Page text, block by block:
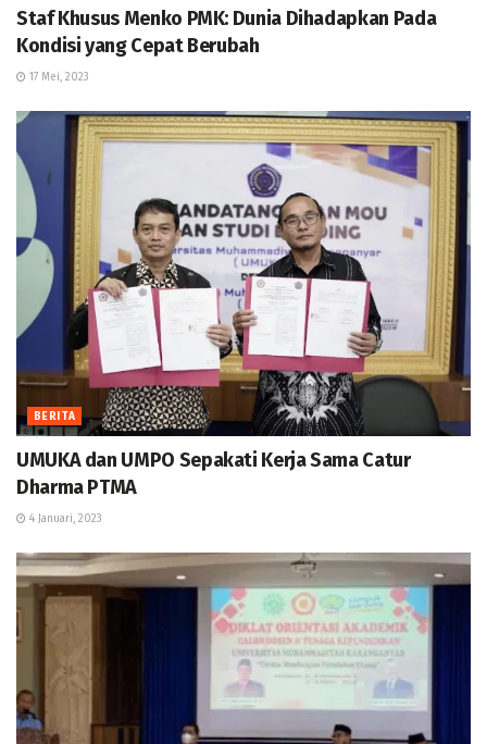
Staf Khusus Menko PMK: Dunia Dihadapkan Pada
Kondisi yang Cepat Berubah
17 Mei, 2023
BERITA
UMUKA dan UMPO Sepakati Kerja Sama Catur
Dharma PTMA
4 Januari, 2023